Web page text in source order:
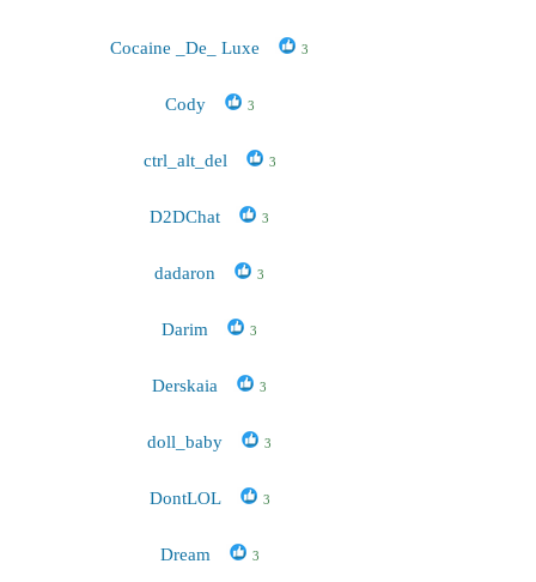
Cocaine _De_ Luxe 3
Cody 3
ctrl_alt_del 3
D2DChat 3
dadaron 3
Darim 3
Derskaia 3
doll_baby 3
DontLOL 3
Dream 3